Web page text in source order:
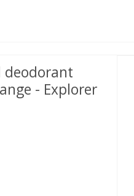
deodorant
- Explorer